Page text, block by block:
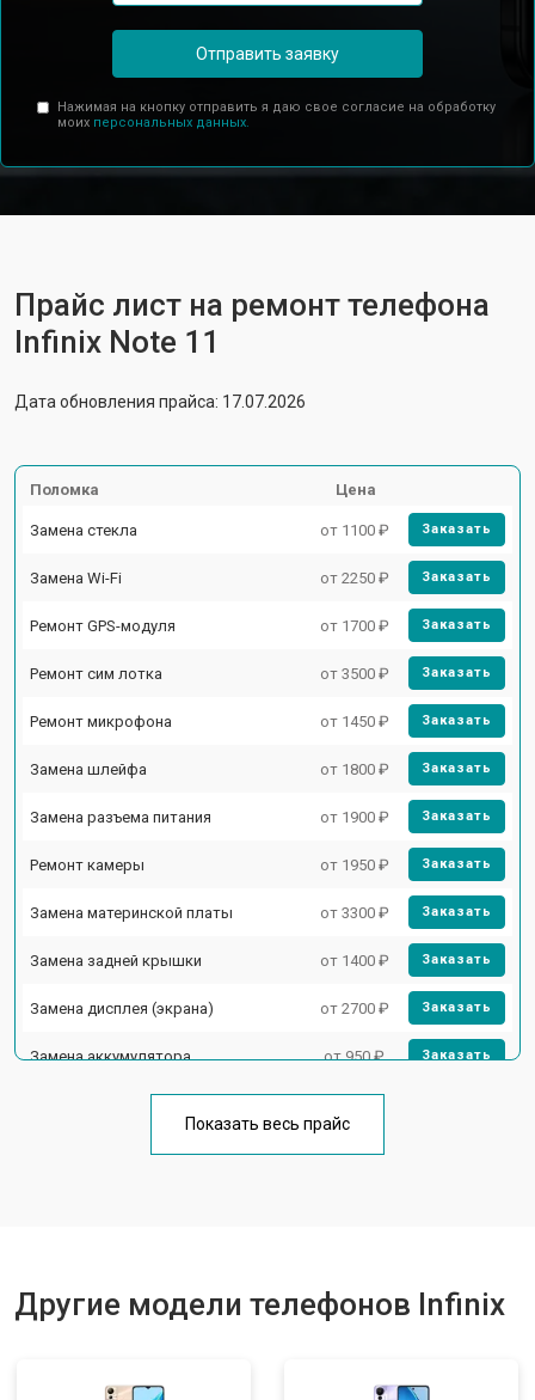
Отправить заявку
Нажимая на кнопку отправить я даю свое согласие на обработку
моих персональных данных.
Прайс лист на ремонт телефона
Infinix Note 11
Дата обновления прайса: 17.07.2026
Поломка Цена
Замена стекла от 1100 ₽ Заказать
Замена Wi-Fi от 2250 ₽ Заказать
Ремонт GPS-модуля от 1700 ₽ Заказать
Ремонт сим лотка от 3500 ₽ Заказать
Ремонт микрофона от 1450 ₽ Заказать
Замена шлейфа от 1800 ₽ Заказать
Замена разъема питания от 1900 ₽ Заказать
Ремонт камеры от 1950 ₽ Заказать
Замена материнской платы от 3300 ₽ Заказать
Замена задней крышки от 1400 ₽ Заказать
Замена дисплея (экрана) от 2700 ₽ Заказать
Замена аккумулятора от 950 ₽ Заказать
Ремонт цепи питания от 3200 ₽
Показать весь прайс
Другие модели телефонов Infinix